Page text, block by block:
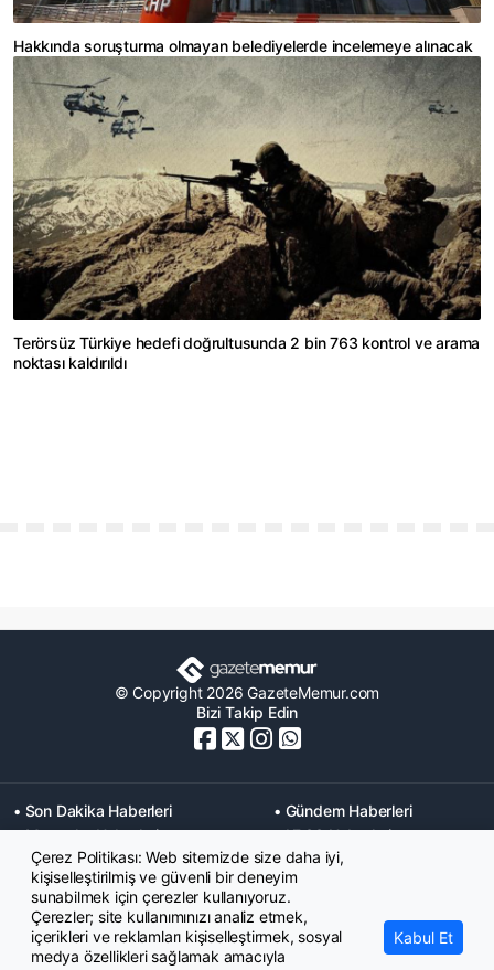
Hakkında soruşturma olmayan belediyelerde incelemeye alınacak
Terörsüz Türkiye hedefi doğrultusunda 2 bin 763 kontrol ve arama
noktası kaldırıldı
© Copyright 2026 GazeteMemur.com
Bizi Takip Edin
• Son Dakika Haberleri
• Gündem Haberleri
• Memurlar Haberleri
• KPSS Haberleri
• Ekonomi Haberleri
• Eğitim Haberleri
• Yaşam Haberleri
• Maaş Verileri Haberleri
• Mahkeme Kararları
Haberleri
Çerez Politikası: Web sitemizde size daha iyi,
kişiselleştirilmiş ve güvenli bir deneyim
sunabilmek için çerezler kullanıyoruz.
Çerezler; site kullanımınızı analiz etmek,
içerikleri ve reklamları kişiselleştirmek, sosyal
medya özellikleri sağlamak amacıyla
Kabul Et